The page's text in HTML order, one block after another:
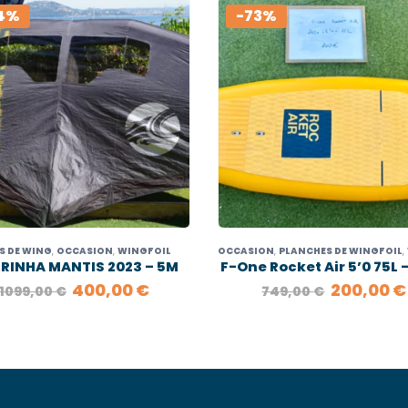
DE WING, OCCASION, WINGFOIL
MANTIS 2023 – 5M
1099,00€ LE
PRIX
400,00€LE
-73%
OCCASION, PLANCHES DE WINGFOIL,
F-One Rocket Air 5’0 75L
749,00€ LE
PRIX
200,00€